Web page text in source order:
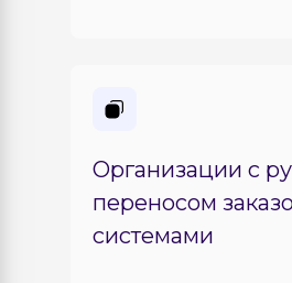
Организации с
переносом
системами